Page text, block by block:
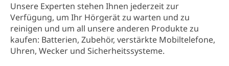
Unsere Experten stehen Ihnen jederzeit zur
Verfügung, um Ihr Hörgerät zu warten und zu
reinigen und um all unsere anderen Produkte zu
kaufen: Batterien, Zubehör, verstärkte Mobiltelefone,
Uhren, Wecker und Sicherheitssysteme.